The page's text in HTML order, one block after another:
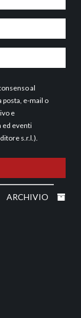
al
posta, e-mail o
e
ed eventi
s.r.l.).
ARCHIVIO